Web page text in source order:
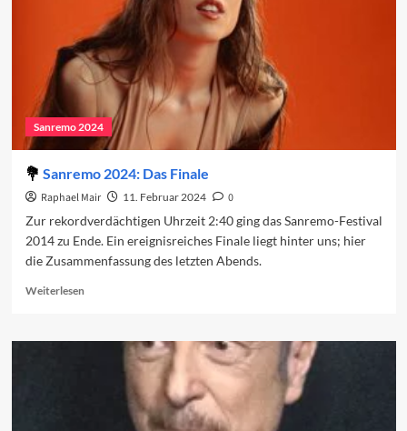
umkämpfter
Sieg
Sanremo 2024
Sanremo 2024: Das Finale
Raphael Mair 11. Februar 2024
0
Zur rekordverdächtigen Uhrzeit 2:40 ging das Sanremo-Festival
2014 zu Ende. Ein ereignisreiches Finale liegt hinter uns; hier
die Zusammenfassung des letzten Abends.
WeiterlesenRead
Sanremo